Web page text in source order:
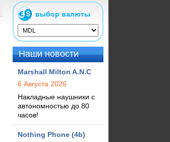
выбор валюты
Наши новости
Marshall Milton A.N.C
6 Августа 2026
Накладные наушники с
автономностью до 80
часов!
Nothing Phone (4b)